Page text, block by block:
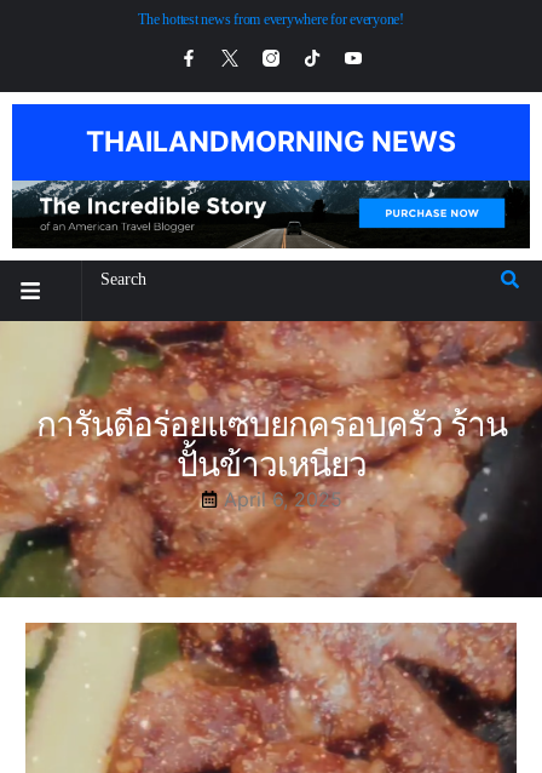
The hottest news from everywhere for everyone!
THAILANDMORNING NEWS
การันตีอร่อยแซบยกครอบครัว ร้าน
ปั้นข้าวเหนียว
April 6, 2025